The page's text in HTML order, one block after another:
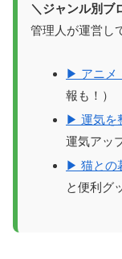
＼ジャンル別ブ
管理人が運営し
▶ アニメ
報も！）
▶ 運気を
運気アッ
▶ 猫との
と便利グ